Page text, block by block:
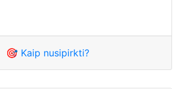
🎯 Kaip nusipirkti?